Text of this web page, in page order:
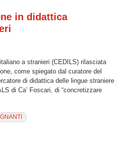
in didattica
a stranieri (CEDILS) rilasciata
come spiegato dal curatore del
di didattica delle lingue straniere
di Ca’ Foscari, di “concretizzare